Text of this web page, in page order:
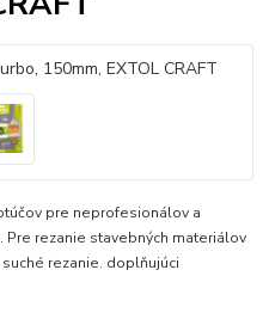
pre neprofesionálov a
Pre rezanie stavebných materiálov
rezanie. doplňujúci